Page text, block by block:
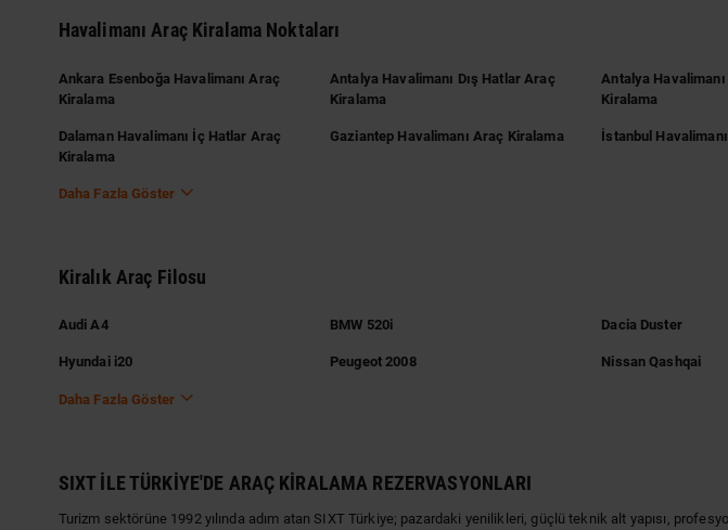
Havalimanı Araç Kiralama Noktaları
Ankara Esenboğa Havalimanı Araç
Kiralama
Antalya Havalimanı Dış Hatlar Araç
Kiralama
Antalya
Kiralama
Dalaman Havalimanı İç Hatlar Araç
Kiralama
Gaziantep Havalimanı Araç Kiralama İstanbul
Daha Fazla Göster
Kiralık Araç Filosu
Audi A4 BMW 520i Dacia Duster
Hyundai i20 Peugeot 2008 Nissan Qashqai
Daha Fazla Göster
SIXT İLE TÜRKİYE'DE ARAÇ KİRALAMA REZERVASYONLARI
Turizm sektörüne 1992 yılında adım atan SIXT Türkiye; pazardaki yenilikleri, güçlü teknik alt yapısı,